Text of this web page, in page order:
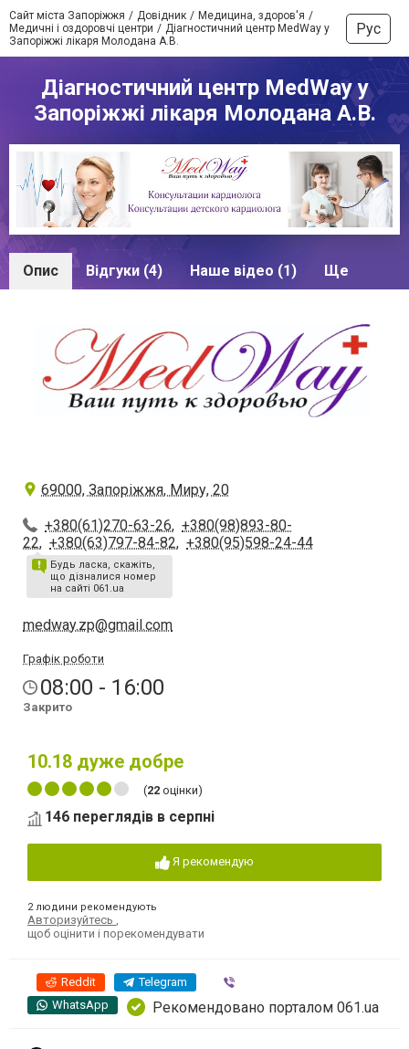
Сайт міста Запоріжжя Довідник
Медицина, здоров'я
Медичні і оздоровчі центри
Діагностичний центр MedWay у
Запоріжжі лікаря Молодана А.В.
Рус
Діагностичний центр MedWay у
Запоріжжі лікаря Молодана А.В.
Опис Відгуки (4) Наше відео (1) Ще
69000, Запоріжжя, Миру, 20
+380(61)270-63-26, +380(98)893-80-
22, +380(63)797-84-82, +380(95)598-24-44
Будь ласка, скажіть,
що дізналися номер
на сайті 061.ua
medway.zp@gmail.com
Графік роботи
08:00 - 16:00
Закрито
10.18 дуже добре
(22 оцінки)
146 переглядів в серпні
Я рекомендую
2 людини рекомендують
Авторизуйтесь
щоб оцінити і порекомендувати
Reddit Telegram
WhatsApp
Рекомендовано порталом 061.ua